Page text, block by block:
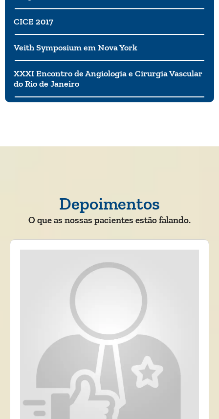
CICE 2017
Veith Symposium em Nova York
XXXI Encontro de Angiologia e Cirurgia Vascular
do Rio de Janeiro
Depoimentos
O que as nossas pacientes estão falando.